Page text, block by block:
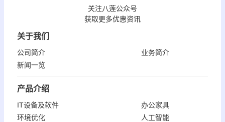
关注八莲公众号
获取更多优惠资讯
关于我们
公司简介
业务简介
新闻一览
产品介绍
IT设备及软件
办公家具
环境优化
人工智能